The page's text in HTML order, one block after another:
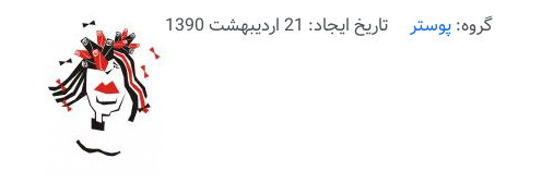
گروه:پوستر تاریخ ایجاد: 21 اردیبهشت 1390